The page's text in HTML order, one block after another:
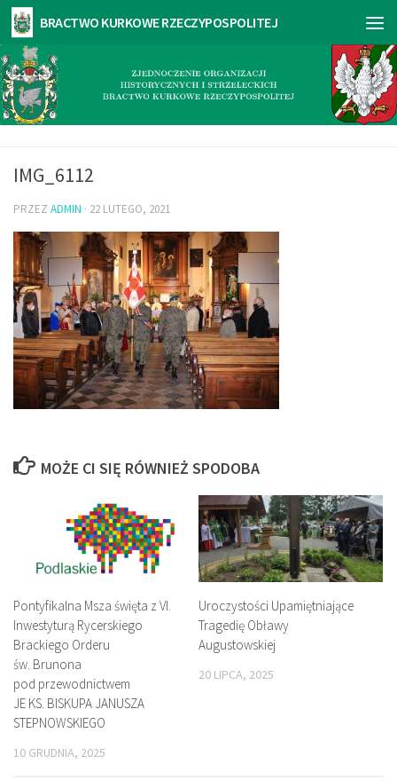
IMG_6112
PRZEZ ADMIN · 22 LUTEGO, 2021
MOŻE CI SIĘ RÓWNIEŻ SPODOBA
Pontyfikalna Msza święta z VI.
Inwestyturą Rycerskiego
Brackiego Orderu
św. Brunona
pod przewodnictwem
JE KS. BISKUPA JANUSZA
STEPNOWSKIEGO
10 GRUDNIA, 2025
Uroczystości Upamiętniające
Tragedię Obławy
Augustowskiej
20 LIPCA, 2025